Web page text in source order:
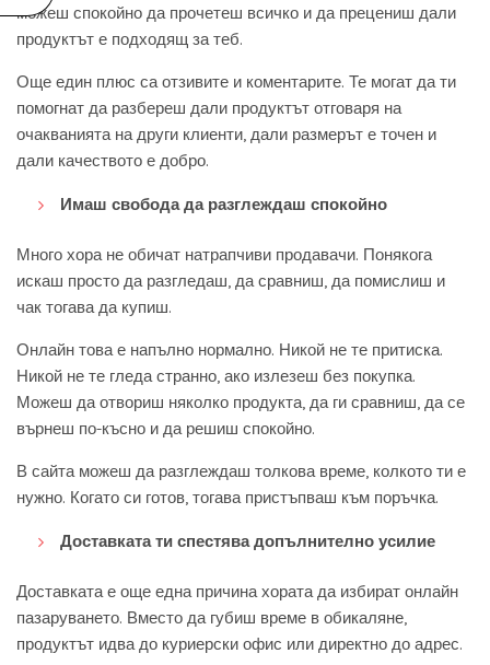
можеш спокойно да прочетеш всичко и да прецениш дали
продуктът е подходящ за теб.
Още един плюс са отзивите и коментарите. Те могат да ти
помогнат да разбереш дали продуктът отговаря на
очакванията на други клиенти, дали размерът е точен и
дали качеството е добро.
Имаш свобода да разглеждаш спокойно
Много хора не обичат натрапчиви продавачи. Понякога
искаш просто да разгледаш, да сравниш, да помислиш и
чак тогава да купиш.
Онлайн това е напълно нормално. Никой не те притиска.
Никой не те гледа странно, ако излезеш без покупка.
Можеш да отвориш няколко продукта, да ги сравниш, да се
върнеш по-късно и да решиш спокойно.
В сайта можеш да разглеждаш толкова време, колкото ти е
нужно. Когато си готов, тогава пристъпваш към поръчка.
Доставката ти спестява допълнително усилие
Доставката е още една причина хората да избират онлайн
пазаруването. Вместо да губиш време в обикаляне,
продуктът идва до куриерски офис или директно до адрес.